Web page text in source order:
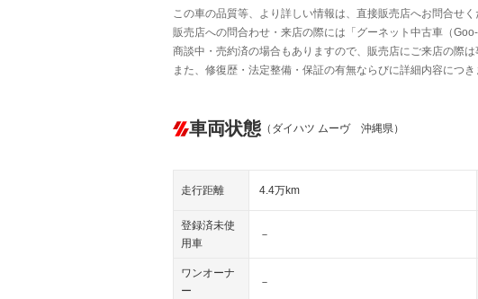
この車の品質等、より詳しい情報は、直接販売店へお問合せく
販売店への問合わせ・来店の際には「グーネット中古車（
商談中・売約済の場合もありますので、販売店にご来店の際
また、修復歴・法定整備・保証の有無ならびに詳細内容につ
車両状態 （ダイハツ ムーヴ 沖縄県）
走行距離 4.4万km
登録済未使
用車
－
ワンオーナ
ー
－